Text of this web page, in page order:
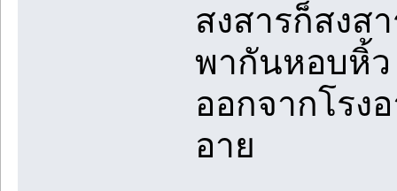
สงสารก็สงส
พากันหอบหิ้ว
ออกจากโรง
อาย